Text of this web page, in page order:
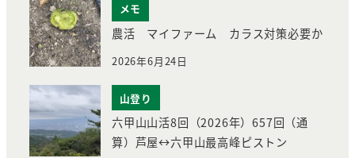
メモ
農活 マイファーム カラス対策必要か
2026年6月24日
山登り
六甲山山活8回（2026年）657回（通
算）芦屋↔︎六甲山最高峰ピストン